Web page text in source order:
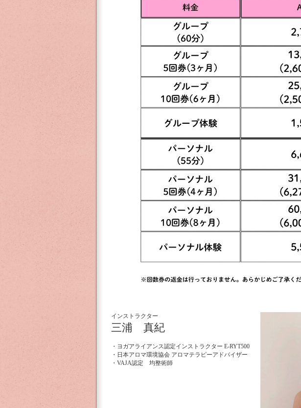
インストラクター
三浦 真紀
・ヨガアライアンス認定インストラクター E-RYT500
・日本アロマ環境協会 アロマテラピーアドバイザー
・VAJA認定 均整術師